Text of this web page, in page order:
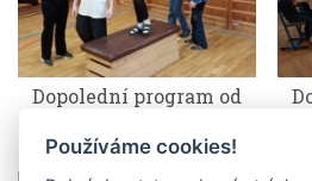
Dopolední program od
Používáme cookies!